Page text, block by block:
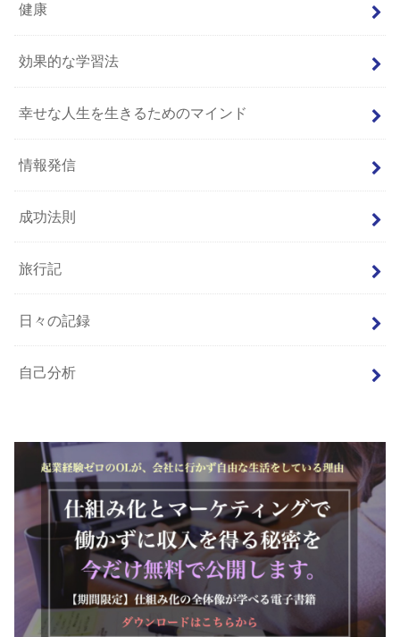
健康
効果的な学習法
幸せな人生を生きるためのマインド
情報発信
成功法則
旅行記
日々の記録
自己分析